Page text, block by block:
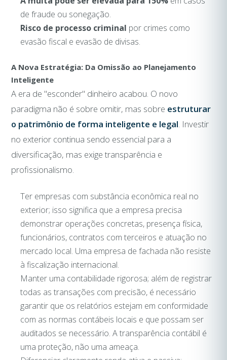
de fraude ou sonegação.
Risco de processo criminal por crimes como
evasão fiscal e evasão de divisas.
A Nova Estratégia: Da Omissão ao Planejamento
Inteligente
A era de "esconder" dinheiro acabou. O novo
paradigma não é sobre omitir, mas sobre estruturar
o patrimônio de forma inteligente e legal. Investir
no exterior continua sendo essencial para a
diversificação, mas exige transparência e
profissionalismo.
Ter empresas com substância econômica real no
exterior; isso significa que a empresa precisa
demonstrar operações concretas, presença física,
funcionários, contratos com terceiros e atuação no
mercado local. Uma empresa de fachada não resiste
à fiscalização internacional.
Manter uma contabilidade rigorosa; além de registrar
todas as transações com precisão, é necessário
garantir que os relatórios estejam em conformidade
com as normas contábeis locais e que possam ser
auditados se necessário. A transparência contábil é
uma proteção, não uma ameaça.